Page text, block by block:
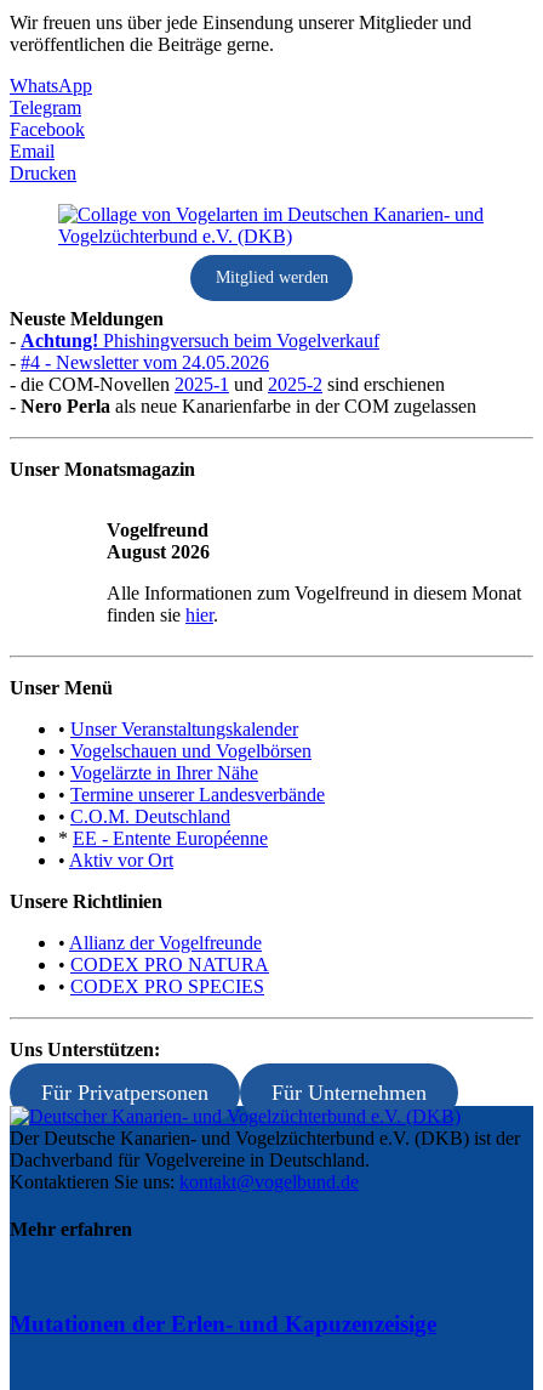
Wir freuen uns über jede Einsendung unserer Mitglieder und
veröffentlichen die Beiträge gerne.
WhatsApp
Telegram
Facebook
Email
Drucken
Mitglied werden
Neuste Meldungen
- Achtung! Phishingversuch beim Vogelverkauf
- #4 - Newsletter vom 24.05.2026
- die COM-Novellen 2025-1 und 2025-2 sind erschienen
- Nero Perla als neue Kanarienfarbe in der COM zugelassen
Unser Monatsmagazin
Vogelfreund
August 2026
Alle Informationen zum Vogelfreund in diesem Monat
finden sie hier.
Unser Menü
• Unser Veranstaltungskalender
• Vogelschauen und Vogelbörsen
• Vogelärzte in Ihrer Nähe
• Termine unserer Landesverbände
• C.O.M. Deutschland
* EE - Entente Européenne
• Aktiv vor Ort
Unsere Richtlinien
• Allianz der Vogelfreunde
• CODEX PRO NATURA
• CODEX PRO SPECIES
Uns Unterstützen:
Für Privatpersonen Für Unternehmen
Der Deutsche Kanarien- und Vogelzüchterbund e.V. (DKB) ist der
Dachverband für Vogelvereine in Deutschland.
Kontaktieren Sie uns: kontakt@vogelbund.de
Mehr erfahren
Mutationen der Erlen- und Kapuzenzeisige